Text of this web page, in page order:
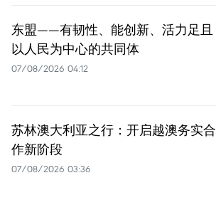
东盟——有韧性、能创新、活力足且
以人民为中心的共同体
07/08/2026 04:12
苏林澳大利亚之行：开启越澳务实合
作新阶段
07/08/2026 03:36